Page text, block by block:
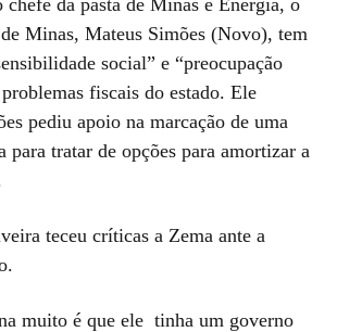
Minas, Mateus Simões (Novo), tem
social” e “preocupação
fiscais do estado. Ele
pediu apoio na marcação de uma
para tratar de opções para amortizar a
teceu críticas a Zema ante a
muito é que ele tinha um governo